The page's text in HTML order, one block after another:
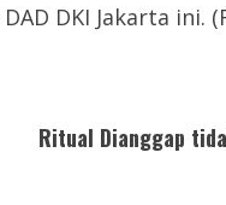
DKI Jakarta ini.
Ritual Dianggap